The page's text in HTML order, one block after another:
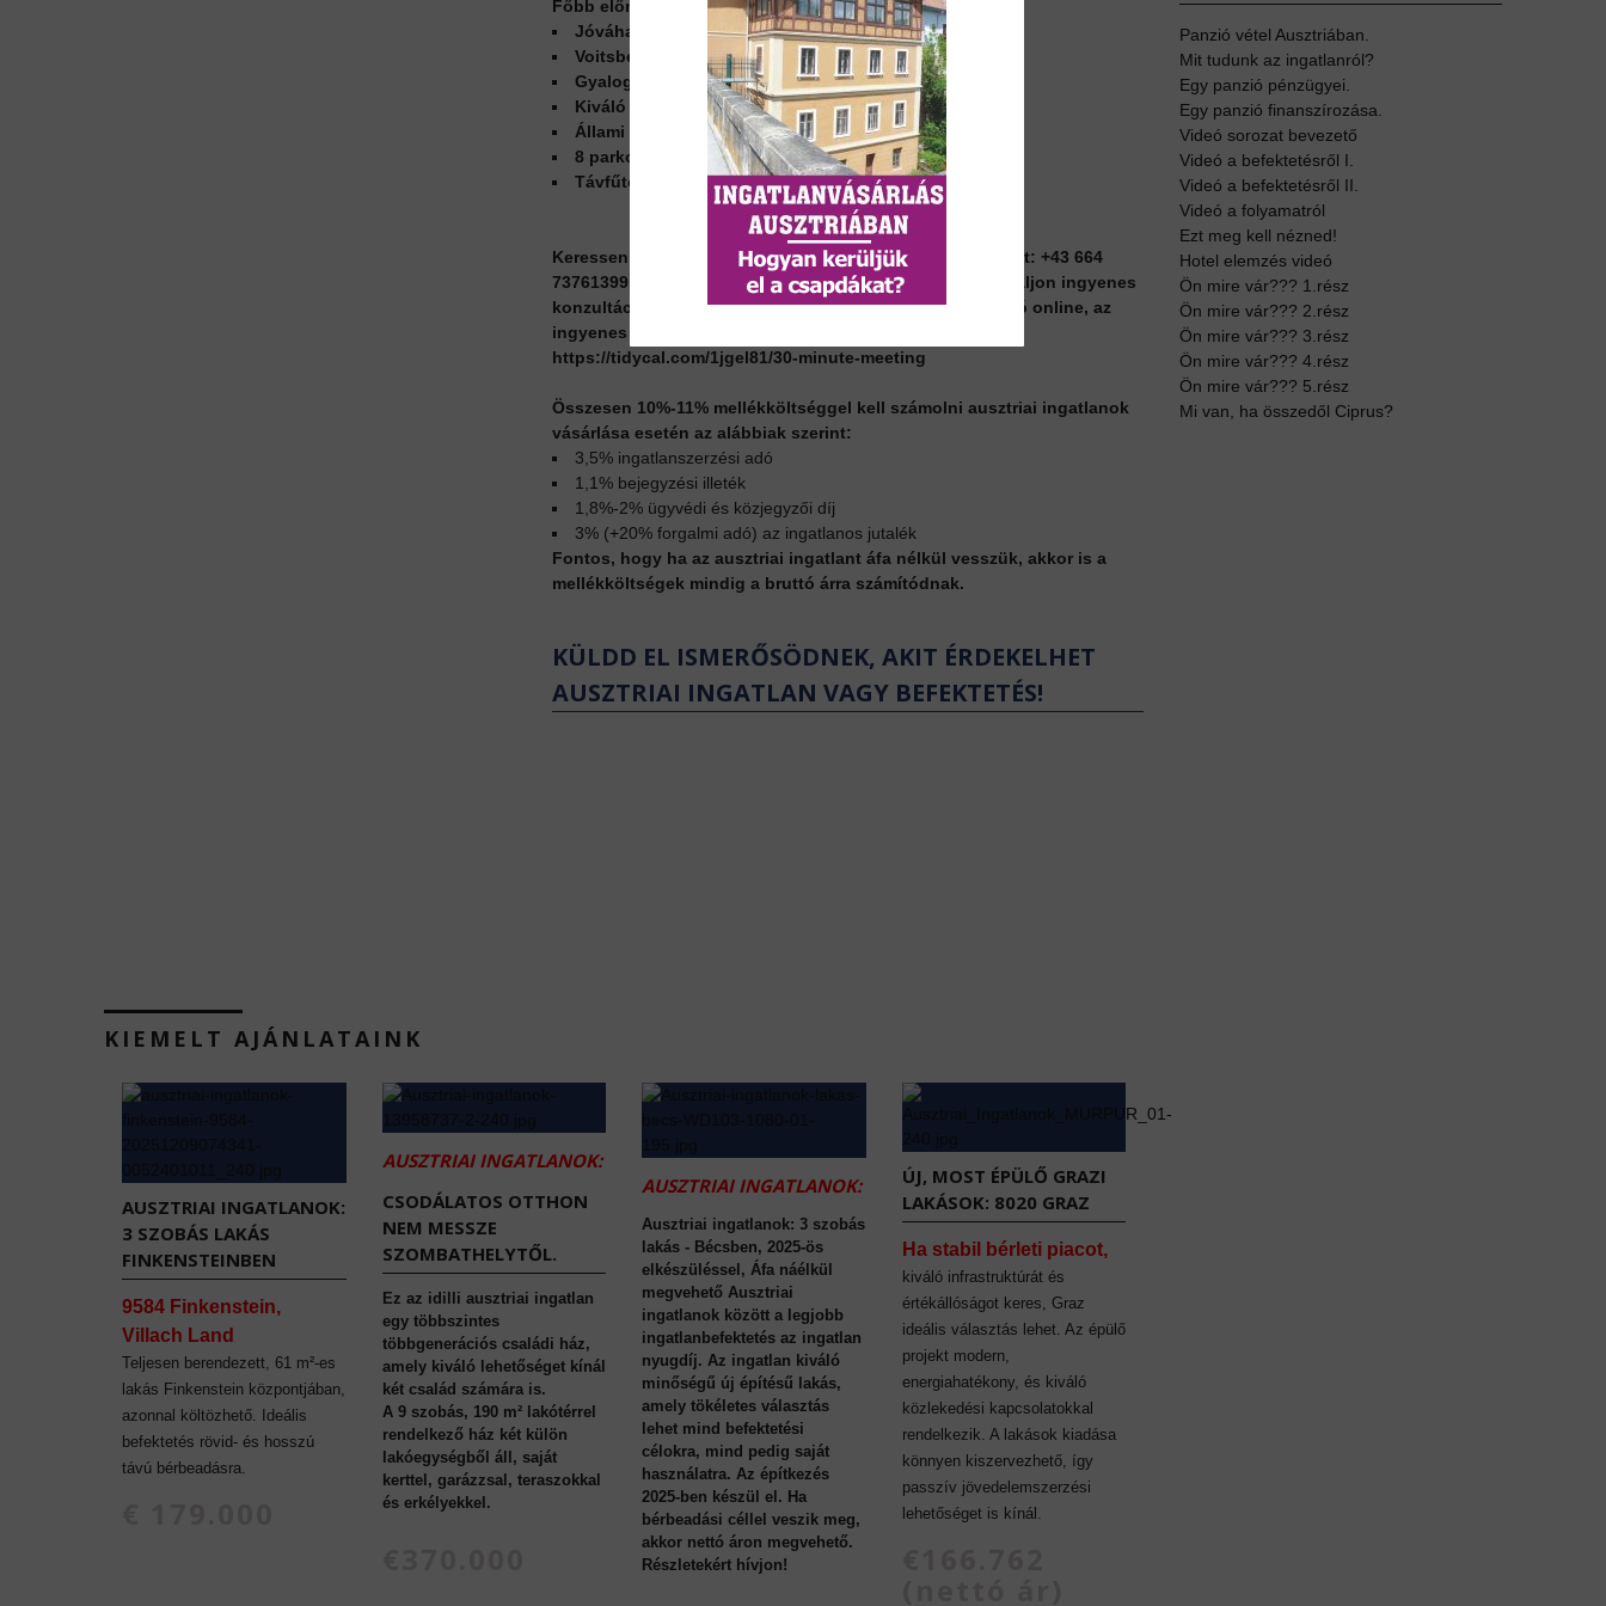
Főbb előnyök:
Jóváhagyott felújítási projekt
Voitsbergi központi elhelyezkedés
Gyalog elérhető vasútállomás és főtér
Kiváló összeköttetés Graz felé
Állami támogatás + gyorsított amortizáció
8 parkolóhely + erkélyek és teraszok
Távfűtés és napelem rendszer
Keressen telefonon vagy foglaljon konzultációs időpontot: +43 664
73761399 Amennyiben az ingatlan komolyan érdekli, foglaljon ingyenes
konzultációs időpontot a következő linken. (A konzultáció online, az
ingyenes ZOOM konferenciaszoftveren történik.):
https://tidycal.com/1jgel81/30-minute-meeting
Összesen 10%-11% mellékköltséggel kell számolni ausztriai ingatlanok
vásárlása esetén az alábbiak szerint:
3,5% ingatlanszerzési adó
1,1% bejegyzési illeték
1,8%-2% ügyvédi és közjegyzői díj
3% (+20% forgalmi adó) az ingatlanos jutalék
Fontos, hogy ha az ausztriai ingatlant áfa nélkül vesszük, akkor is a
mellékköltségek mindig a bruttó árra számítódnak.
KÜLDD EL ISMERŐSÖDNEK, AKIT ÉRDEKELHET
AUSZTRIAI INGATLAN VAGY BEFEKTETÉS!
KIEMELT AJÁNLATAINK
AUSZTRIAI INGATLANOK:
3 SZOBÁS LAKÁS
FINKENSTEINBEN
9584 Finkenstein,
Villach Land
Teljesen berendezett, 61 m²-es
lakás Finkenstein központjában,
azonnal költözhető. Ideális
befektetés rövid- és hosszú
távú bérbeadásra.
AUSZTRIAI INGATLANOK:
CSODÁLATOS OTTHON
NEM MESSZE
SZOMBATHELYTŐL.
Ez az idilli ausztriai ingatlan
egy többszintes
többgenerációs családi ház,
amely kiváló lehetőséget kínál
két család számára is.
A 9 szobás, 190 m² lakótérrel
rendelkező ház két külön
lakóegységből áll, saját
kerttel, garázzsal, teraszokkal
és erkélyekkel.
AUSZTRIAI INGATLANOK:
Ausztriai ingatlanok: 3 szobás
lakás - Bécsben, 2025-ös
elkészüléssel, Áfa náélkül
megvehető Ausztriai
ingatlanok között a legjobb
ingatlanbefektetés az ingatlan
nyugdíj. Az ingatlan kiváló
minőségű új építésű lakás,
amely tökéletes választás
lehet mind befektetési
célokra, mind pedig saját
használatra. Az építkezés
2025-ben készül el. Ha
bérbeadási céllel veszik meg,
akkor nettó áron megvehető.
Részletekért hívjon!
ÚJ, MOST ÉPÜLŐ GRAZI
LAKÁSOK: 8020 GRAZ
Ha stabil bérleti piacot,
kiváló infrastruktúrát és
értékállóságot keres, Graz
ideális választás lehet. Az épülő
projekt modern,
energiahatékony, és kiváló
közlekedési kapcsolatokkal
rendelkezik. A lakások kiadása
könnyen kiszervezhető, így
passzív jövedelemszerzési
lehetőséget is kínál.
Panzió vétel Ausztriában.
Mit tudunk az ingatlanról?
Egy panzió pénzügyei.
Egy panzió finanszírozása.
Videó sorozat bevezető
Videó a befektetésről I.
Videó a befektetésről II.
Videó a folyamatról
Ezt meg kell nézned!
Hotel elemzés videó
Ön mire vár??? 1.rész
Ön mire vár??? 2.rész
Ön mire vár??? 3.rész
Ön mire vár??? 4.rész
Ön mire vár??? 5.rész
Mi van, ha összedől Ciprus?